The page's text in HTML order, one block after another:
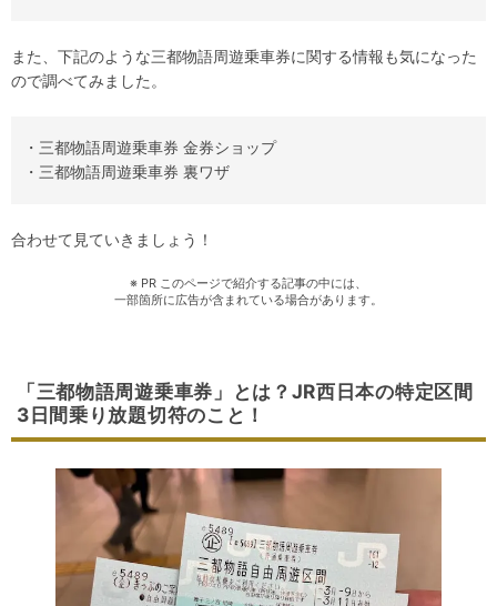
また、下記のような三都物語周遊乗車券に関する情報も気になった
ので調べてみました。
・三都物語周遊乗車券 金券ショップ
・三都物語周遊乗車券 裏ワザ
合わせて見ていきましょう！
※ PR このページで紹介する記事の中には、
一部箇所に広告が含まれている場合があります。
「三都物語周遊乗車券」とは？JR西日本の特定区間
3日間乗り放題切符のこと！